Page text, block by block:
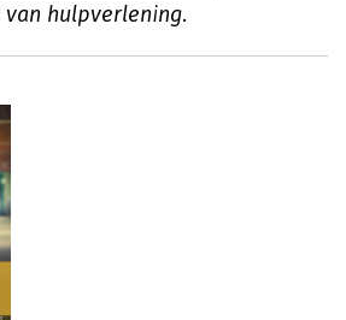
hulpverlening.